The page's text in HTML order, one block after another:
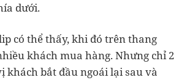
dưới.
có thể thấy, khi đó trên thang
khách mua hàng. Nhưng chỉ 2
khách bắt đầu ngoái lại sau và